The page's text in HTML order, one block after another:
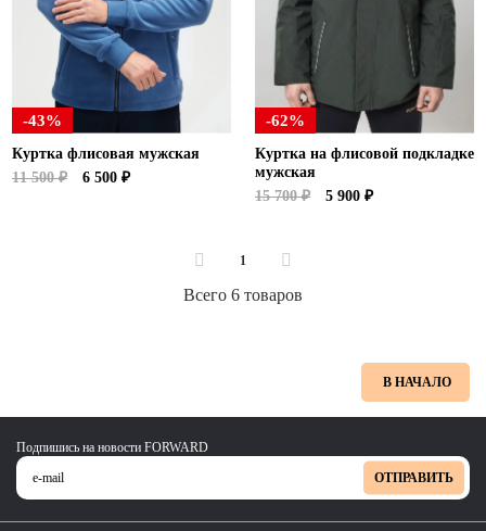
-43%
Куртка флисовая мужская
11 500 ₽
6 500 ₽
-62%
Куртка на флисовой подкладке
мужская
15 700 ₽
5 900 ₽
1
Всего 6 товаров
В НАЧАЛО
Подпишись на новости FORWARD
ОТПРАВИТЬ